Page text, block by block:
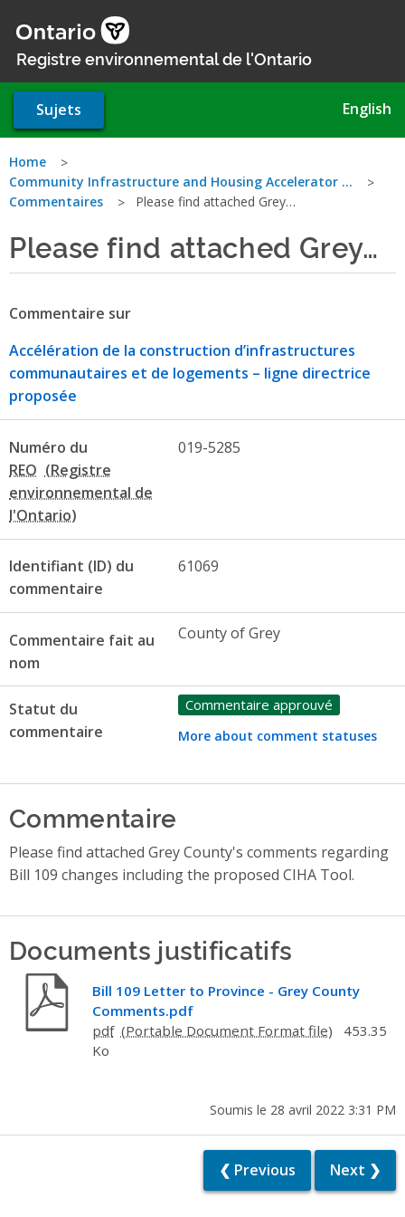
au
contenu
Registre environnemental de l'Ontario
Sujets English
Vous
êtes
ici
Home
Community Infrastructure and Housing Accelerator …
Commentaires
Please find attached Grey…
Please find attached Grey…
Commentaire sur
Accélération de la construction d’infrastructures
communautaires et de logements – ligne directrice
proposée
Numéro du
REO
019-5285
Identifiant (ID) du
commentaire
61069
Commentaire fait au
nom
County of Grey
Statut du
commentaire
Commentaire approuvé
More about comment statuses
Commentaire
Please find attached Grey County's comments regarding
Bill 109 changes including the proposed CIHA Tool.
Documents justificatifs
Bill 109 Letter to Province - Grey County
Comments.pdf
pdf
453.35
Ko
Soumis le 28 avril 2022 3:31 PM
❮ Previous Next ❯